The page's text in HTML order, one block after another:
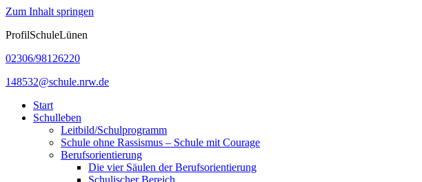
Zum Inhalt springen
ProfilSchuleLünen
02306/98126220
148532@schule.nrw.de
Start
Schulleben
Leitbild/Schulprogramm
Schule ohne Rassismus – Schule mit Courage
Berufsorientierung
Die vier Säulen der Berufsorientierung
Schulischer Bereich